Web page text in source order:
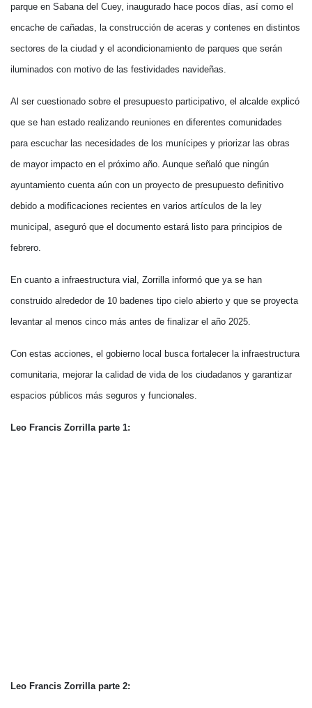
parque en Sabana del Cuey, inaugurado hace pocos días, así como el
encache de cañadas, la construcción de aceras y contenes en distintos
sectores de la ciudad y el acondicionamiento de parques que serán
iluminados con motivo de las festividades navideñas.
Al ser cuestionado sobre el presupuesto participativo, el alcalde explicó
que se han estado realizando reuniones en diferentes comunidades
para escuchar las necesidades de los munícipes y priorizar las obras
de mayor impacto en el próximo año. Aunque señaló que ningún
ayuntamiento cuenta aún con un proyecto de presupuesto definitivo
debido a modificaciones recientes en varios artículos de la ley
municipal, aseguró que el documento estará listo para principios de
febrero.
En cuanto a infraestructura vial, Zorrilla informó que ya se han
construido alrededor de 10 badenes tipo cielo abierto y que se proyecta
levantar al menos cinco más antes de finalizar el año 2025.
Con estas acciones, el gobierno local busca fortalecer la infraestructura
comunitaria, mejorar la calidad de vida de los ciudadanos y garantizar
espacios públicos más seguros y funcionales.
Leo Francis Zorrilla parte 1:
Leo Francis Zorrilla parte 2: